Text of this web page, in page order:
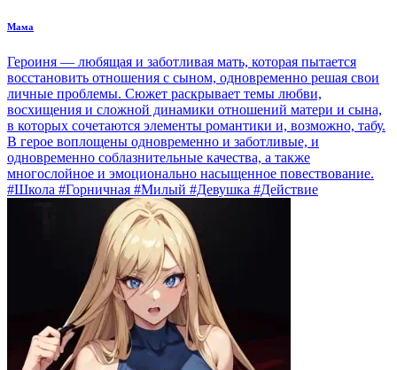
Мама
Героиня — любящая и заботливая мать, которая пытается
восстановить отношения с сыном, одновременно решая свои
личные проблемы. Сюжет раскрывает темы любви,
восхищения и сложной динамики отношений матери и сына,
в которых сочетаются элементы романтики и, возможно, табу.
В герое воплощены одновременно и заботливые, и
одновременно соблазнительные качества, а также
многослойное и эмоционально насыщенное повествование.
#Школа #Горничная #Милый #Девушка #Действие